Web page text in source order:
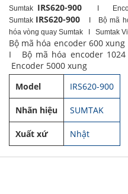
Sumtak IRS620-900 I
Sumtak IRS620-900 I Bộ mã
hóa vòng quay SumtakI Sumtak
Bộ mã hóa encoder 600
I Bộ mã hóa encoder
Encoder 5000 xung
Model
IRS620-900
Nhãn hiệu SUMTAK
Xuất xứ Nhật